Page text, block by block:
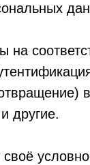
другие.